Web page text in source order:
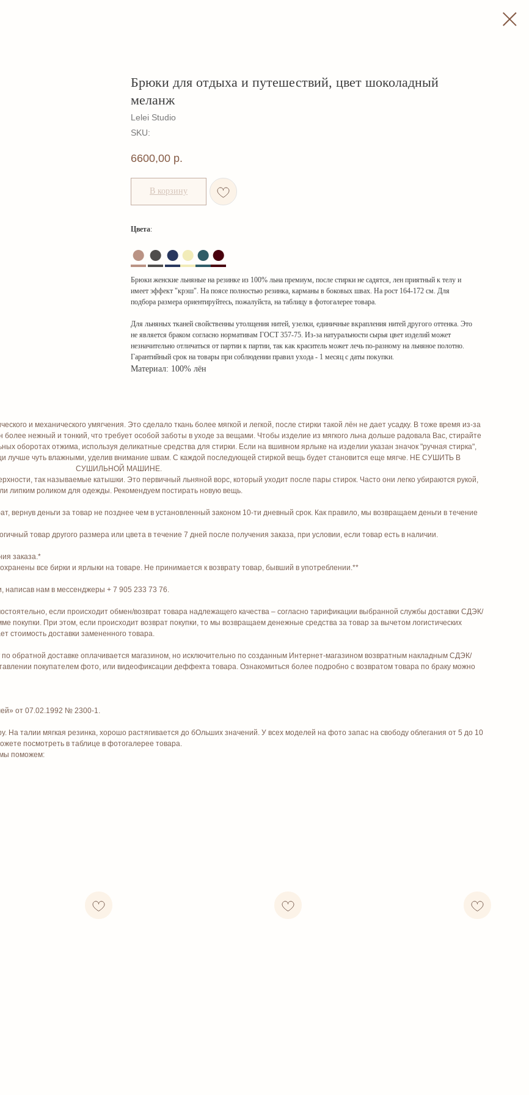
Брюки для отдыха и путешествий, цвет шоколадный
меланж
Lelei Studio
SKU:
6600,00 р.
В корзину
Цвета:
●●●●●●
Брюки женские льняные на резинке из 100% льна премиум, после стирки не садятся, лен приятный к телу и
имеет эффект "крэш". На поясе полностью резинка, карманы в боковых швах. На рост 164-172 см. Для
подбора размера ориентируйтесь, пожалуйста, на таблицу в фотогалерее товара.
Для льняных тканей свойственны утолщения нитей, узелки, единичные вкрапления нитей другого оттенка. Это
не является браком согласно нормативам ГОСТ 357-75. Из-за натуральности сырья цвет изделий может
незначительно отличаться от партии к партии, так как краситель может лечь по-разному на льняное полотно.
Гарантийный срок на товары при соблюдении правил ухода - 1 месяц с даты покупки.
Материал: 100% лён
и механического умягчения. Это сделало ткань более мягкой и легкой, после стирки такой лён не дает усадку. В тоже время из-за
нежный и тонкий, что требует особой заботы в уходе за вещами. Чтобы изделие из мягкого льна дольше радовала Вас, стирайте
оборотах отжима, используя деликатные средства для стирки. Если на вшивном ярлыке на изделии указан значок "ручная стирка",
лучше чуть влажными, уделив внимание швам. С каждой последующей стиркой вещь будет становится еще мягче. НЕ СУШИТЬ В
СУШИЛЬНОЙ МАШИНЕ.
так называемые катышки. Это первичный льняной ворс, который уходит после пары стирок. Часто они легко убираются рукой,
липким роликом для одежды. Рекомендуем постирать новую вещь.
деньги за товар не позднее чем в установленный законом 10-ти дневный срок. Как правило, мы возвращаем деньги в течение
товар другого размера или цвета в течение 7 дней после получения заказа, при условии, если товар есть в наличии.
заказа.*
все бирки и ярлыки на товаре. Не принимается к возврату товар, бывший в употреблении.**
написав нам в мессенджеры + 7 905 233 73 76.
если происходит обмен/возврат товара надлежащего качества – согласно тарификации выбранной службы доставки СДЭК/
покупки. При этом, если происходит возврат покупки, то мы возвращаем денежные средства за товар за вычетом логистических
стоимость доставки замененного товара.
обратной доставке оплачивается магазином, но исключительно по созданным Интернет-магазином возвратным накладным СДЭК/
покупателем фото, или видеофиксации деффекта товара. Ознакомиться более подробно с возвратом товара по браку можно
от 07.02.1992 № 2300-1.
На талии мягкая резинка, хорошо растягивается до бОльших значений. У всех моделей на фото запас на свободу облегания от 5 до 10
посмотреть в таблице в фотогалерее товара.
поможем: